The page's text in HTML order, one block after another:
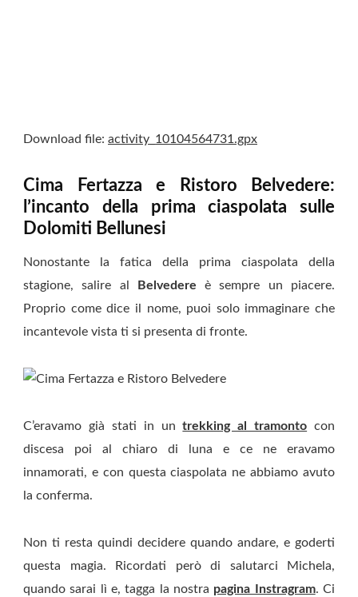
Download file: activity_10104564731.gpx
Cima Fertazza e Ristoro Belvedere:
l’incanto della prima ciaspolata sulle
Dolomiti Bellunesi
Nonostante la fatica della prima ciaspolata della
stagione, salire al
Belvedere è sempre un piacere.
Proprio come dice il nome, puoi solo immaginare che
incantevole vista ti si presenta di fronte.
C’eravamo già stati in untrekking al tramonto con
discesa poi al chiaro di luna e ce ne eravamo
innamorati, e con questa ciaspolata ne abbiamo avuto
la conferma.
Non ti resta quindi decidere quando andare, e goderti
questa magia. Ricordati però di salutarci Michela,
quando sarai lì e, tagga la nostra pagina Instragram. Ci